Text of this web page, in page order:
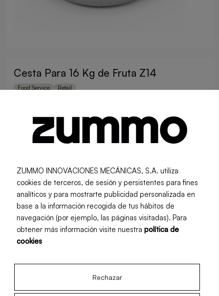
Cesta Para 16 Kg de Fruta Z14
Food Service Retail
ZUMMO INNOVACIONES MECÁNICAS, S.A. utiliza
cookies de terceros, de sesión y persistentes para fines
analíticos y para mostrarte publicidad personalizada en
base a la información recogida de tus hábitos de
navegación (por ejemplo, las páginas visitadas). Para
obtener más información visite nuestra política de
cookies
Rechazar